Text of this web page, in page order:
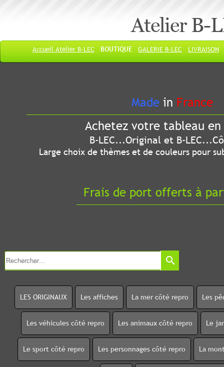
Atelier B-
Accueil Atelier B-LEC BOUTIQUE GALERIE B-LEC LIVRAISON
Made in France
Achetez votre tableau
B-LEC...Original et B-
Large choix de thèmes et de couleurs pour
Frais de port offerts à
search
LES ORIGINAUX Les affiches La mer côté repro Les
Les véhicules côté repro Les animaux côté repro Le
Le sport côté repro Les personnages côté repro La